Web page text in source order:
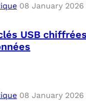
08 January 2026
USB
08 January 2026